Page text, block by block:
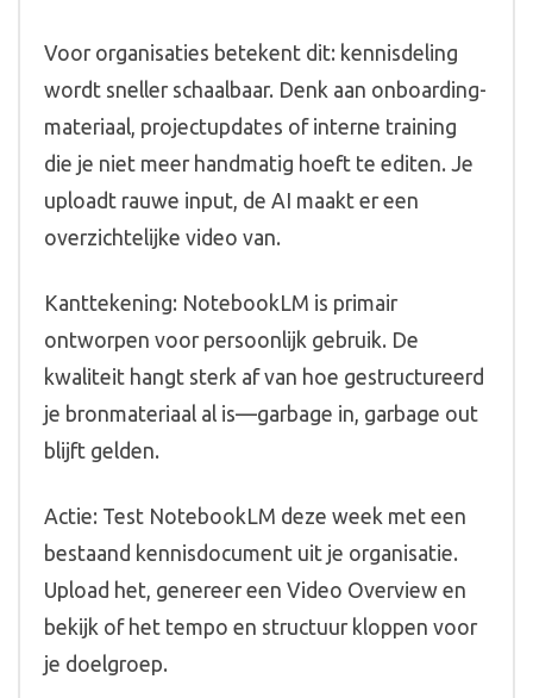
Voor organisaties betekent dit: kennisdeling
wordt sneller schaalbaar. Denk aan onboarding-
materiaal, projectupdates of interne training
die je niet meer handmatig hoeft te editen. Je
uploadt rauwe input, de AI maakt er een
overzichtelijke video van.
Kanttekening: NotebookLM is primair
ontworpen voor persoonlijk gebruik. De
kwaliteit hangt sterk af van hoe gestructureerd
je bronmateriaal al is—garbage in, garbage out
blijft gelden.
Actie: Test NotebookLM deze week met een
bestaand kennisdocument uit je organisatie.
Upload het, genereer een Video Overview en
bekijk of het tempo en structuur kloppen voor
je doelgroep.